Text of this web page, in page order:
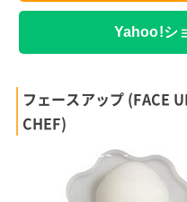
Yahoo!シ
フェースアップ (FACE
CHEF)